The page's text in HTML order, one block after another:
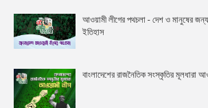
আওয়ামী লীগের পথচলা - দেশ ও মানুষের জন্য
ইতিহাস
বাংলাদেশের রাজনৈতিক সংস্কৃতির মূলধারা